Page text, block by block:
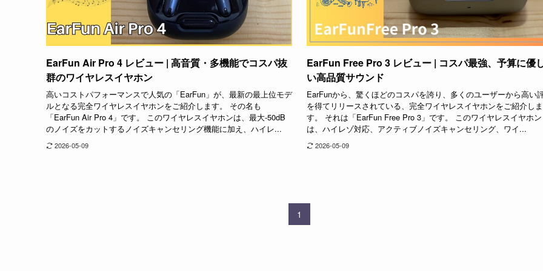
EarFun Air Pro 4 レビュー | 高音質・多機能でコスパ抜
群のワイヤレスイヤホン
高いコストパフォーマンスで人気の「EarFun」が、最新の最上位モデ
ルとなる完全ワイヤレスイヤホンをご紹介します。 その名も
「EarFun Air Pro 4」です。 このワイヤレスイヤホンは、最大-50dB
のノイズをカットするノイズキャンセリング機能に加え、ハイレ...
2026-05-09
EarFun Free Pro 3 レビュー | コスパ最強、予算に優
い高品質サウンド
EarFunから、驚くほどのコスパを誇り、多くのユーザーから高い
を得てリリースされている、完全ワイヤレスイヤホンをご紹介しま
す。 それは「EarFun Free Pro 3」です。 このワイヤレスイヤホン
は、ハイレゾ対応、アクティブノイズキャンセリング、ワイ...
2026-05-09
1